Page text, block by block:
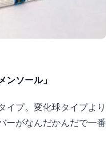
ンソール」
イプ。変化球タイプより
ーがなんだかんだで一番